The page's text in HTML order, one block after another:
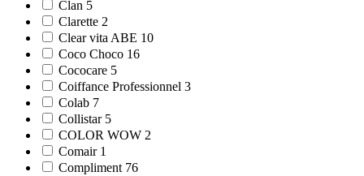
Clan 5
Clarette 2
Clear vita ABE 10
Coco Choco 16
Cococare 5
Coiffance Professionnel 3
Colab 7
Collistar 5
COLOR WOW 2
Comair 1
Compliment 76